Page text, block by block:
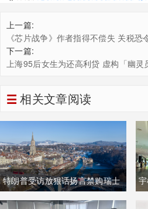
上一篇:
《芯片战争》作者指得不偿失 关税恐
下一篇:
上海95后女生为还高利贷 虚构「幽
相关文章阅读
特朗普受访放狠话扬言禁购瑞士
商品抹平贸易逆差 双方贸易数据